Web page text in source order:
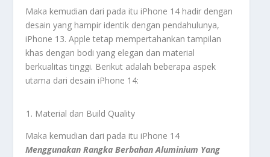
Maka kemudian dari pada itu iPhone 14 hadir dengan
desain yang hampir identik dengan pendahulunya,
iPhone 13. Apple tetap mempertahankan tampilan
khas dengan bodi yang elegan dan material
berkualitas tinggi. Berikut adalah beberapa aspek
utama dari desain iPhone 14:
Material dan Build Quality
Maka kemudian dari pada itu iPhone 14
Menggunakan Rangka Berbahan Aluminium Yang